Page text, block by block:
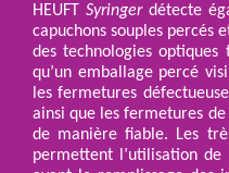
HEUFT Syringerdétecte
capuchons souples percés
des technologies
qu’un emballage percé
les fermetures
ainsi que les fermetures
de manière fiable. Les
permettent l’utilisation